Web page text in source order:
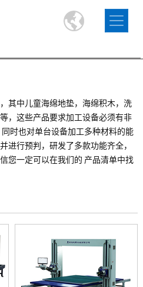
其中儿童海绵地垫，海绵积木，洗
，这些产品要求加工设备必须有非
时也对单台设备加工多种材料的能
进行预判，研发了多款功能齐全，
您一定可以在我们的 产品清单中找